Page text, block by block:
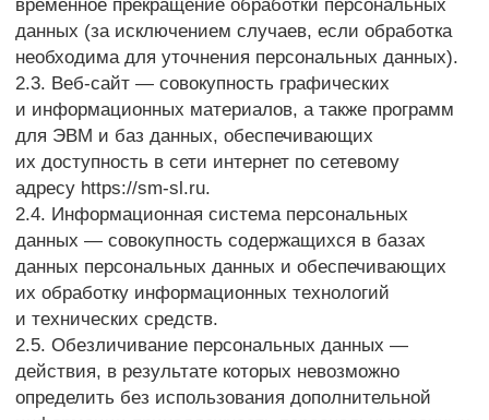
конкретному Пользователю или иному субъекту
персональных данных.
2.6. Обработка персональных данных — любое
действие (операция) или совокупность действий
(операций), совершаемых с использованием
средств автоматизации или без использования
таких средств с персональными данными, включая
сбор, запись, систематизацию, накопление,
хранение, уточнение (обновление, изменение),
извлечение, использование, передачу
(распространение, предоставление, доступ),
обезличивание, блокирование, удаление,
уничтожение персональных данных.
2.7. Оператор — государственный орган,
муниципальный орган, юридическое или
физическое лицо, самостоятельно или совместно
или осуществляющие обработку персональных
данных, а также определяющие цели обработки
персональных данных, состав персональных
данных, подлежащих обработке, действия
(операции), совершаемые с персональными